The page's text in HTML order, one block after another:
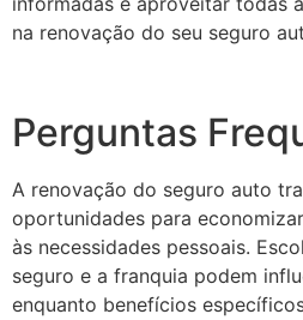
na renovação do seu seguro
Perguntas
A renovação do seguro auto
oportunidades para
às necessidades pessoais.
seguro e a franquia podem
enquanto benefícios